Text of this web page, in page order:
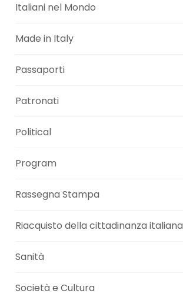
Italiani nel Mondo
Made in Italy
Passaporti
Patronati
Political
Program
Rassegna Stampa
Riacquisto della cittadinanza italiana
Sanità
Società e Cultura